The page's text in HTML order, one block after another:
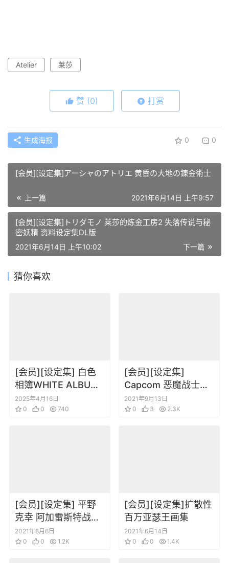
Atelier 莱莎
赞 (0) 打赏
生成海报 0 0
[会员][设定集]アーシャのアトリエ 黄昏の大地の錬金術士
上一篇 2021年6月14日 上午9:57
[会员][设定集]トリダモノ 莱莎的炼金工房2 失落传说与秘
密妖精 资料设定集DL版
下一篇
2021年6月14日 上午10:02
猜你喜欢
[会员][设定集] 白色
相簿WHITE ALBUM
Illustration Book
2025年4月16日
0
0 740
[会员][设定集]
Capcom 恶魔战士
Darkstalkers 场景人
物角色设定原画集
2021年9月13日
0
3 2.3K
[会员][设定集] 平野
克幸 阿加雷斯特战记
2 Record of Agarest
War II Official Visual
2021年8月6日
0
0 1.2K
[会员][设定集]扩散性
百万亚瑟王画集
2021年6月14日
0
0 1.4K